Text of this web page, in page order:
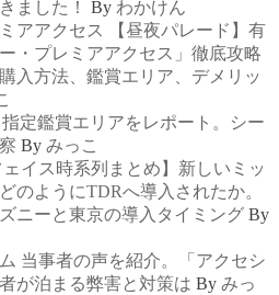
ました！
By わかけん
【昼夜パレード】有
・プレミアアクセス」徹底攻略
入方法、鑑賞エリア、デメリッ
定鑑賞エリアをレポート。シー
By みっこ
ェイス時系列まとめ】新しいミッ
のようにTDRへ導入されたか。
ニーと東京の導入タイミング By
当事者の声を紹介。「アクセシ
が泊まる弊害と対策は By みっ